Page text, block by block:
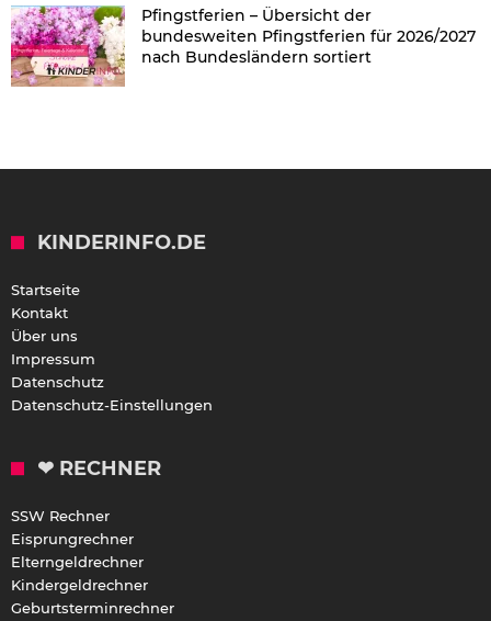
Pfingstferien – Übersicht der
bundesweiten Pfingstferien für 2026/2027
nach Bundesländern sortiert
KINDERINFO.DE
Startseite
Kontakt
Über uns
Impressum
Datenschutz
Datenschutz-Einstellungen
❤ RECHNER
SSW Rechner
Eisprungrechner
Elterngeldrechner
Kindergeldrechner
Geburtsterminrechner